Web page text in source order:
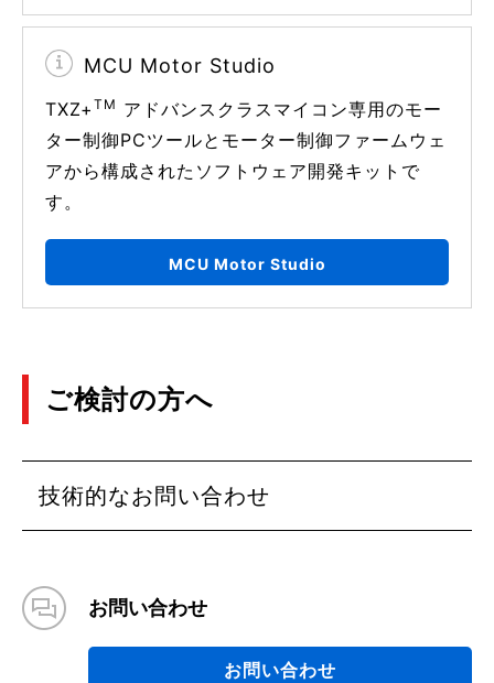
MCU Motor Studio
TXZ+ TM アドバンスクラスマイコン専用のモー
ター制御PCツールとモーター制御ファームウェ
アから構成されたソフトウェア開発キットで
す。
MCU Motor Studio
ご検討の方へ
技術的なお問い合わせ
お問い合わせ
お問い合わせ